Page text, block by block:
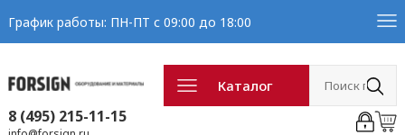
График работы: ПН-ПТ с 09:00 до 18:00
Каталог
8 (495) 215-11-15